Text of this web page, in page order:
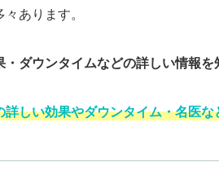
あります。
ダウンタイムなどの詳しい情報を
しい効果やダウンタイム・名医な